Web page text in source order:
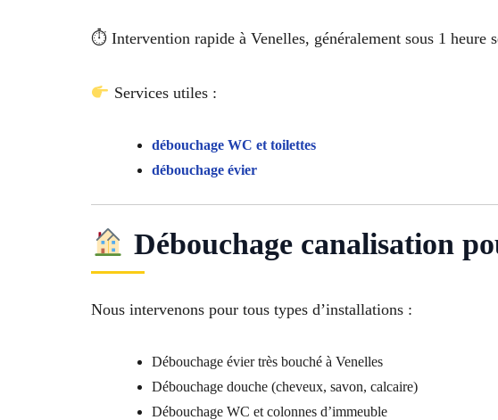
⏱ Intervention rapide à Venelles, généralement sous 1 heure
Services utiles :
débouchage WC et toilettes
débouchage évier
Débouchage canalisation
Nous intervenons pour tous types d’installations :
Débouchage évier très bouché à Venelles
Débouchage douche (cheveux, savon, calcaire)
Débouchage WC et colonnes d’immeuble